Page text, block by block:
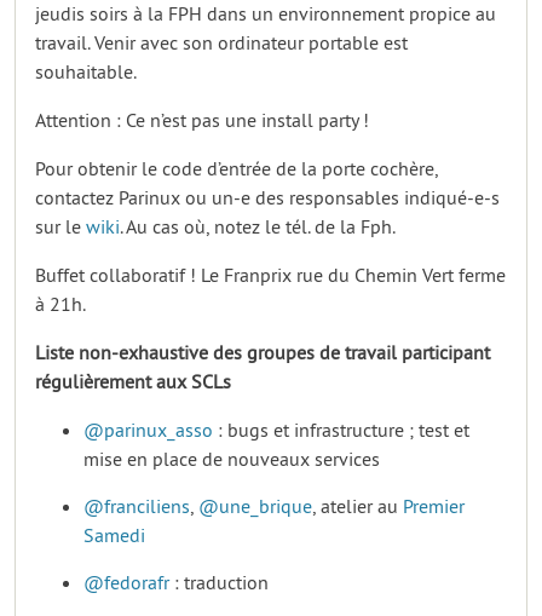
jeudis soirs à la FPH dans un environnement propice au
travail. Venir avec son ordinateur portable est
souhaitable.
Attention : Ce n’est pas une install party !
Pour obtenir le code d’entrée de la porte cochère,
contactez Parinux ou un-e des responsables indiqué-e-s
sur le wiki. Au cas où, notez le tél. de la Fph.
Buffet collaboratif ! Le Franprix rue du Chemin Vert ferme
à 21h.
Liste non-exhaustive des groupes de travail participant
régulièrement aux SCLs
@parinux_asso : bugs et infrastructure ; test et
mise en place de nouveaux services
@franciliens, @une_brique, atelier au Premier
Samedi
@fedorafr: traduction